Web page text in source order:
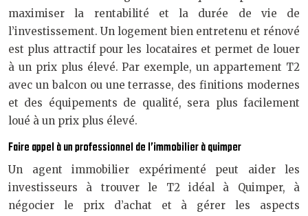
maximiser la rentabilité et la durée de vie de
l’investissement. Un logement bien entretenu et rénové
est plus attractif pour les locataires et permet de louer
à un prix plus élevé. Par exemple, un appartement T2
avec un balcon ou une terrasse, des finitions modernes
et des équipements de qualité, sera plus facilement
loué à un prix plus élevé.
Faire appel à un professionnel de l’immobilier à quimper
Un agent immobilier expérimenté peut aider les
investisseurs à trouver le T2 idéal à Quimper, à
négocier le prix d’achat et à gérer les aspects